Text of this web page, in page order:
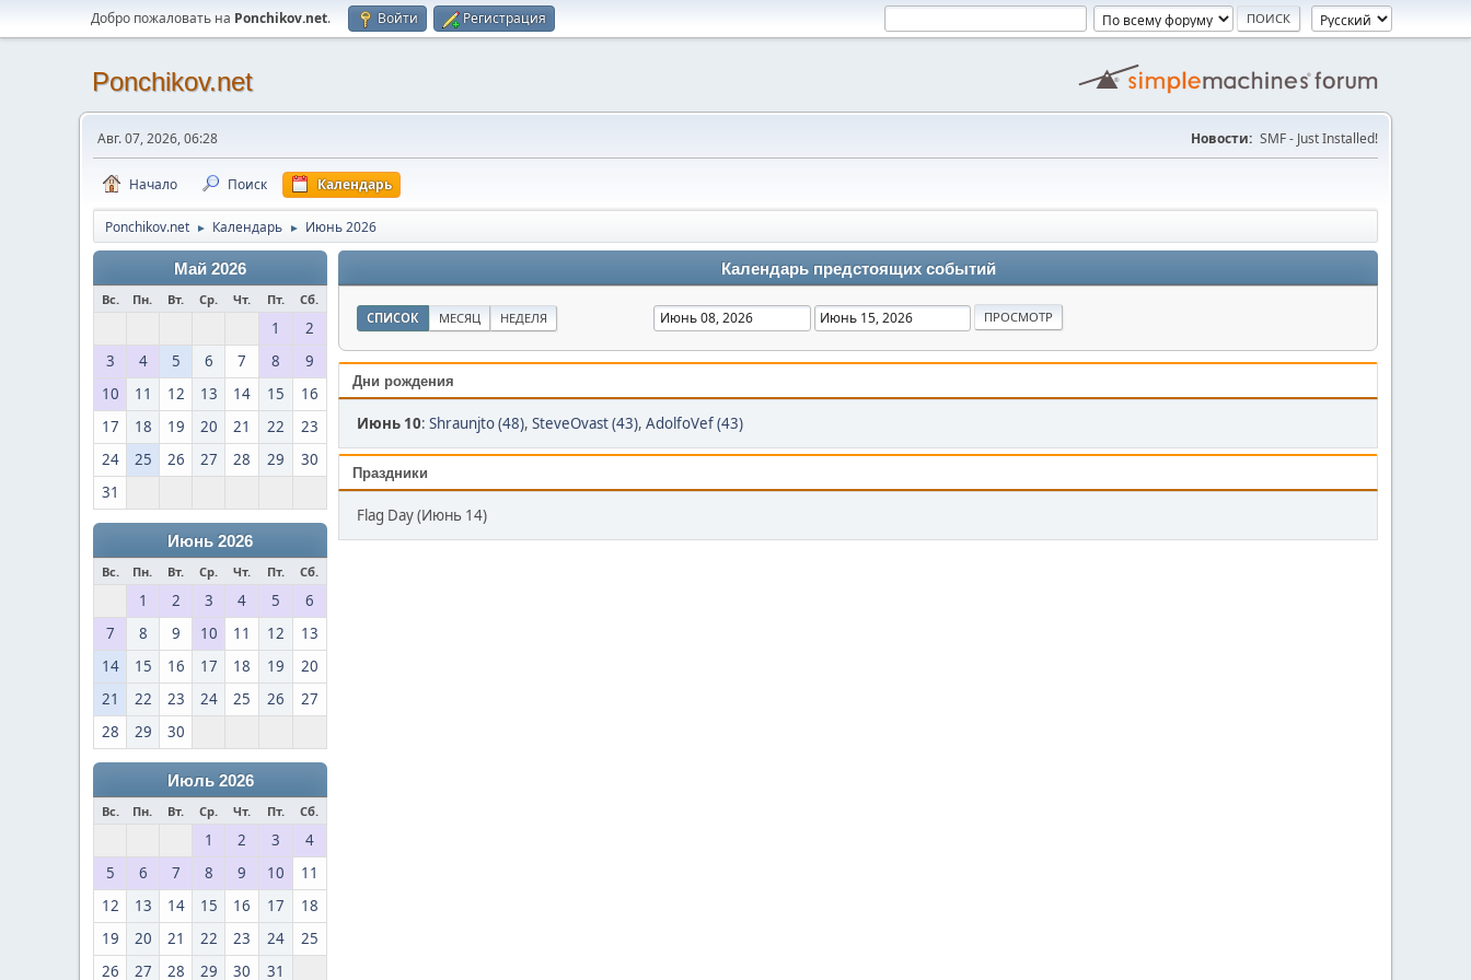
Добро пожаловать на Ponchikov.net. Войти Регистрация
Ponchikov.net
Авг. 07, 2026, 06:28 Новости: SMF - Just Installed!
Начало Поиск Календарь
Ponchikov.net ► Календарь ► Июнь 2026
Май 2026
Вс. Пн. Вт. Ср. Чт. Пт. Сб.
1
2
3
4 5 6 7 8
9
10
11 12 13 14 15
16
17
18 19 20 21 22
23
24
25 26 27 28 29
30
31
Июнь 2026
Вс. Пн. Вт. Ср. Чт. Пт. Сб.
1 2 3 4 5
6
7
8 9 10 11 12
13
14
15 16 17 18 19
20
21
22 23 24 25 26
27
28
29 30
Июль 2026
Вс. Пн. Вт. Ср. Чт. Пт. Сб.
1 2 3
4
5
6 7 8 9 10
11
12
13 14 15 16 17
18
19
20 21 22 23 24
25
26
27 28 29 30 31
Календарь предстоящих событий
СПИСОК МЕСЯЦ НЕДЕЛЯ
Дни рождения
Июнь 10: Shraunjto (48), SteveOvast (43), AdolfoVef (43)
Праздники
Flag Day (Июнь 14)